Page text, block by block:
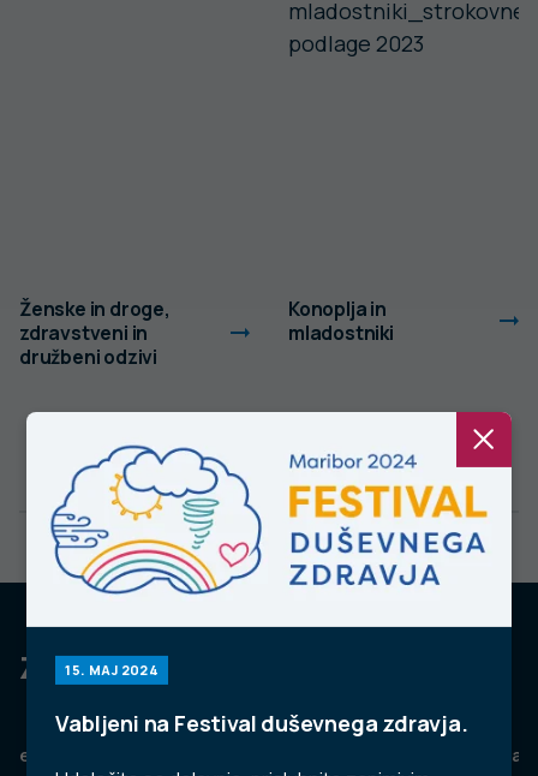
15. MAJ 2024
Vabljeni na Festival duševnega zdravja.
Ženske in droge,
zdravstveni in
družbeni odzivi
Konoplja in
mladostniki
Za dobro javno zdravje
eZdravje